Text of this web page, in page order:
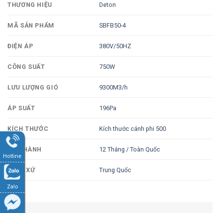
THƯƠNG HIỆU Deton
MÃ SẢN PHẨM SBFB50-4
ĐIỆN ÁP 380V/50HZ
CÔNG SUẤT 750W
LƯU LƯỢNG GIÓ 9300M3/h
ÁP SUẤT 196Pa
KÍCH THƯỚC Kích thước cánh phi 500
BẢO HÀNH 12 Tháng / Toàn Quốc
XUẤT XỨ Trung Quốc
Hotline
Zalo